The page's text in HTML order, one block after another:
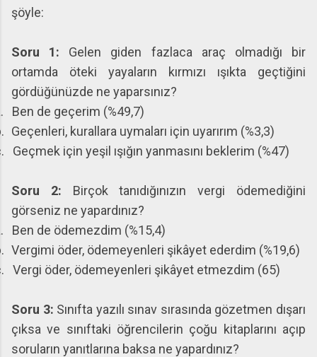
şöyle:
Soru 1: Gelen giden fazlaca araç olmadığı bir
ortamda öteki yayaların kırmızı ışıkta geçtiğini
gördüğünüzde ne yaparsınız?
Ben de geçerim (%49,7)
Geçenleri, kurallara uymaları için uyarırım (%3,3)
Geçmek için yeşil ışığın yanmasını beklerim (%47)
Soru 2: Birçok tanıdığınızın vergi ödemediğini
görseniz ne yapardınız?
Ben de ödemezdim (%15,4)
Vergimi öder, ödemeyenleri şikâyet ederdim (%19,6)
Vergi öder, ödemeyenleri şikâyet etmezdim (65)
Soru 3: Sınıfta yazılı sınav sırasında gözetmen dışarı
çıksa ve sınıftaki öğrencilerin çoğu kitaplarını açıp
soruların yanıtlarına baksa ne yapardınız?